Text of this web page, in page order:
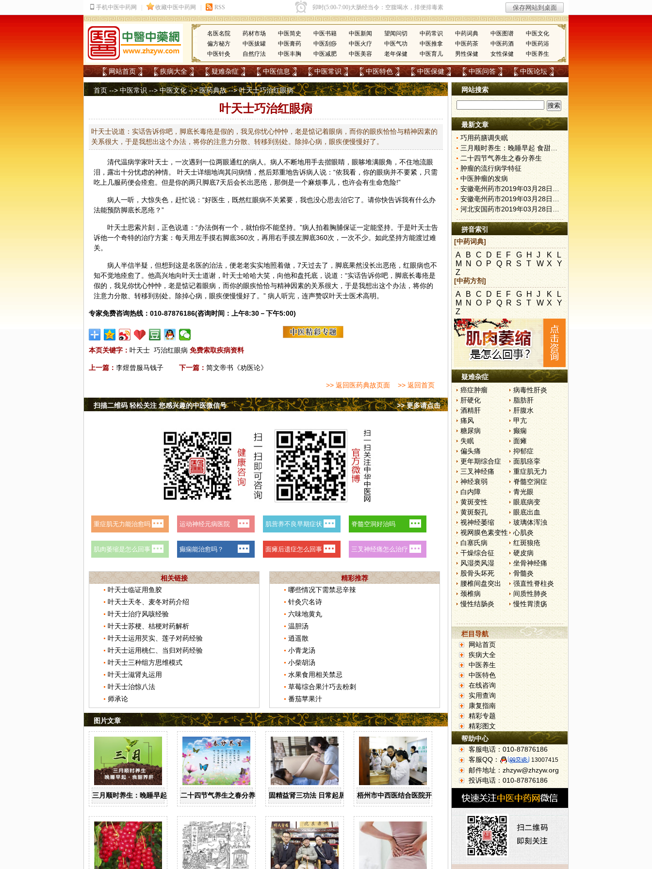
名医名院 药材市场 中医简史 中医书籍 中医新闻 望闻问切 中药常识 中药词典 中医图谱
中医文化
偏方秘方
中医拔罐 中医膏药 中医刮痧 中医火疗 中医气功 中医推拿 中医药茶 中医药酒
中医药浴
中医针灸
自然疗法 中医丰胸 中医减肥 中医美容 老年保健 中医育儿 男性保健 女性保健 中医养生
网站首页 疾病大全 疑难杂症 中医信息 中医常识 中医特色 中医保健 中医问答 中医论坛
首页 -->中医常识 -->中医文化-->医药典故--> 叶天士巧治红眼病
叶天士巧治红眼病
叶天士说道：实话告诉你吧，脚底长毒疮是假的，我见你忧心忡忡，老是惦记着眼病，而你的眼疾恰恰与精神因素的
关系很大，于是我想出这个办法，将你的注意力分散、转移到别处。除掉心病，眼疾便慢慢好了。
清代温病学家叶天士，一次遇到一位两眼通红的病人。病人不断地用手去揩眼睛，眼眵堆满眼角，不住地流眼
泪，露出十分忧虑的神情。 叶天士详细地询其问病情，然后郑重地告诉病人说：“依我看，你的眼病并不要紧，只需
吃上几服药便会痊愈。但是你的两只脚底7天后会长出恶疮，那倒是一个麻烦事儿，也许会有生命危险!”
病人一听，大惊失色，赶忙说：“好医生，既然红眼病不关紧要，我也没心思去治它了。请你快告诉我有什么办
法能预防脚底长恶疮？”
叶天士思索片刻，正色说道：“办法倒有一个，就怕你不能坚持。”病人拍着胸脯保证一定能坚持。于是叶天士告
诉他一个奇特的治疗方案：每天用左手摸右脚底360次，再用右手摸左脚底360次，一次不少。如此坚持方能渡过难
关。
病人半信半疑，但想到这是名医的治法，便老老实实地照着做，7天过去了，脚底果然没长出恶疮，红眼病也不
知不觉地痊愈了。他高兴地向叶天士道谢，叶天士哈哈大笑，向他和盘托底，说道：“实话告诉你吧，脚底长毒疮是
假的，我见你忧心忡忡，老是惦记着眼病，而你的眼疾恰恰与精神因素的关系很大，于是我想出这个办法，将你的
注意力分散、转移到别处。除掉心病，眼疾便慢慢好了。” 病人听完，连声赞叹叶天士医术高明。
专家免费咨询热线：010-87876186(咨询时间：上午8:30－下午5:00)
本页关键字： 叶天士 巧治红眼病 免费索取疾病资料
上一篇： 李煜曾服马钱子 下一篇： 简文帝书《劝医论》
>> 返回医药典故页面 >> 返回首页
>> 更多请点击
扫描二维码 轻松关注 您感兴趣的中医微信号
相关链接
叶天士临证用鱼胶
叶天士天冬、麦冬对药介绍
叶天士治疗风咳经验
叶天士苏梗、桔梗对药解析
叶天士运用芡实、莲子对药经验
叶天士运用桃仁、当归对药经验
叶天士三种组方思维模式
叶天士滋肾丸运用
叶天士治惊八法
师承论
精彩推荐
哪些情况下需禁忌辛辣
针灸穴名诗
六味地黄丸
温胆汤
逍遥散
小青龙汤
小柴胡汤
水果食用相关禁忌
草莓综合果汁巧去粉刺
番茄苹果汁
图片文章
三月顺时养生：晚睡早起 食甜养肝二十四节气养生之春分养生 固精益肾三功法 日常起居均可做梧州市中西医结合医院开展中药辨识系列活动
网站搜索
最新文章
巧用药膳调失眠
三月顺时养生：晚睡早起 食甜养肝
二十四节气养生之春分养生
肿瘤的流行病学特征
中医肿瘤的发病
安徽亳州药市2019年03月28日快讯
安徽亳州药市2019年03月28日快讯
河北安国药市2019年03月28日快讯
拼音索引
[中药词典]
A B C D E F G H J K
L
M N O P Q R S T W X
Y
Z
[中药方剂]
A B C D E F G H J K
L
M N O P Q R S T W X
Y
Z
疑难杂症
癌症肿瘤
病毒性肝炎
肝硬化
脂肪肝
酒精肝
肝腹水
痛风
甲亢
糖尿病
癫痫
失眠
面瘫
偏头痛
抑郁症
更年期综合症
面肌痉挛
三叉神经痛
重症肌无力
神经衰弱
脊髓空洞症
白内障
青光眼
黄斑变性
眼底病变
黄斑裂孔
眼底出血
视神经萎缩
玻璃体浑浊
视网膜色素变性
心肌炎
白塞氏病
红斑狼疮
干燥综合征
硬皮病
风湿类风湿
坐骨神经痛
股骨头坏死
骨髓炎
腰椎间盘突出
强直性脊柱炎
颈椎病
间质性肺炎
慢性结肠炎
慢性胃溃疡
栏目导航
网站首页
疾病大全
中医养生
中医特色
在线咨询
实用查询
康复指南
精彩专题
精彩图文
帮助中心
客服电话：010-87876186
客服QQ：
13007415
邮件地址：zhzyw@zhzyw.org
投诉电话：010-87876186